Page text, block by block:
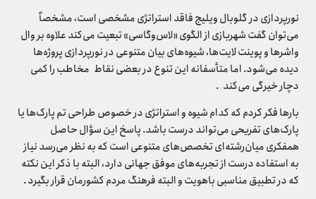
نورپردازی در گلوبال ویلیج فاقد استراتژی مشخصی است، مشخصاً
می‌توان گفت شهربازی از الگوی «لاس‌وگاسی» تبعیت می‌کند علاوه بر وال
واشرها و پوینت لایت‌ها، شیوه‌های بیان متنوعی در نورپردازی پروژه‌ها
دیده می‌شود. اما متأسفانه این تنوع در بعضی نقاط مخاطب را کمی
دچار خیرگی می‌کند .
بارها فکر کردم که کدام شیوه و استراتژی در خصوص طراحی تم پارک‌ها یا
پارک‌های تفریحی می‌تواند درست باشد. پاسخ این سؤال حاصل
همفکری میان‌رشته‌ای تخصص‌های متنوعی است که به نظر می‌رسد نیاز
به استفاده درست از تجربه‌های موفق جهانی دارد، البته با ذکر این نکته
که در تطبیق مناسبی باهویت و البته فرهنگ مردم کشورمان قرار بگیرد .